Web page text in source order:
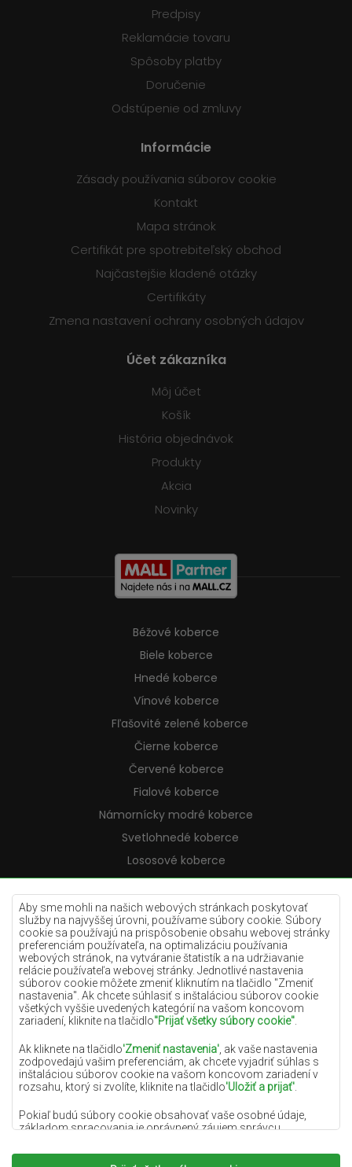
Aby sme mohli na našich webových stránkach poskytovať
služby na najvyššej úrovni, používame súbory cookie. Súbory
cookie sa používajú na prispôsobenie obsahu webovej stránky
preferenciám používateľa, na optimalizáciu používania
webových stránok, na vytváranie štatistík a na udržiavanie
relácie používateľa webovej stránky. Jednotlivé nastavenia
súborov cookie môžete zmeniť kliknutím na tlačidlo "Zmeniť
nastavenia". Ak chcete súhlasiť s inštaláciou súborov cookie
všetkých vyššie uvedených kategórií na vašom koncovom
zariadení, kliknite na tlačidlo"Prijať všetky súbory cookie"
Ak kliknete na tlačidlo'Zmeniť nastavenia' , ak vaše nastavenia
zodpovedajú vašim preferenciám, ak chcete vyjadriť súhlas s
inštaláciou súborov cookie na vašom koncovom zariadení v
rozsahu, ktorý si zvolíte, kliknite na tlačidlo'Uložiť a prijať'
Pokiaľ budú súbory cookie obsahovať vaše osobné údaje,
základom spracovania je oprávnený záujem správcu
podobe poskytovania vysokokvalitných služieb na našej
Predpisy
Reklamácie tovaru
Spôsoby platby
Doručenie
Odstúpenie od zmluvy
Informácie
Zásady používania súborov cookie
Kontakt
Mapa stránok
Certifikát pre spotrebiteľský obchod
Najčastejšie kladené otázky
Certifikáty
Zmena nastavení ochrany osobných údajov
Účet zákazníka
Môj účet
Košík
História objednávok
Produkty
Akcia
Novinky
Béžové koberce
Biele koberce
Hnedé koberce
Vínové koberce
Fľašovité zelené koberce
Čierne koberce
Červené koberce
Fialové koberce
Námornícky modré koberce
Svetlohnedé koberce
Lososové koberce
Krémové koberce
Lilac koberce
Žlté koberce
Mätové koberce
Modré koberce
Oranžové koberce
Ružové koberce
Šedé koberce
Terakotové koberce
Zelené koberce
Zlaté koberce